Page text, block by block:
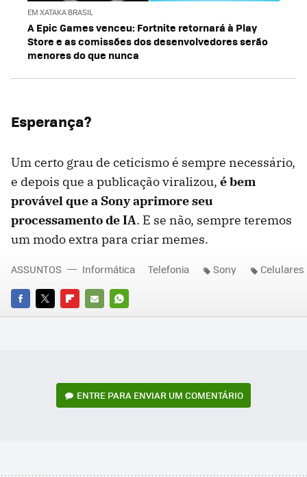
EM XATAKA BRASIL
A Epic Games venceu: Fortnite retornará à Play
Store e as comissões dos desenvolvedores serão
menores do que nunca
Esperança?
Um certo grau de ceticismo é sempre necessário,
e depois que a publicação viralizou, é bem
provável que a Sony aprimore seu
processamento de IA. E se não, sempre teremos
um modo extra para criar memes.
FACEBOOK
TWITTERFLIPBOARD
E-
WHATSAPP
ASSUNTOS Informática Telefonia Sony Celulares
ENTRE PARA ENVIAR UM COMENTÁRIO